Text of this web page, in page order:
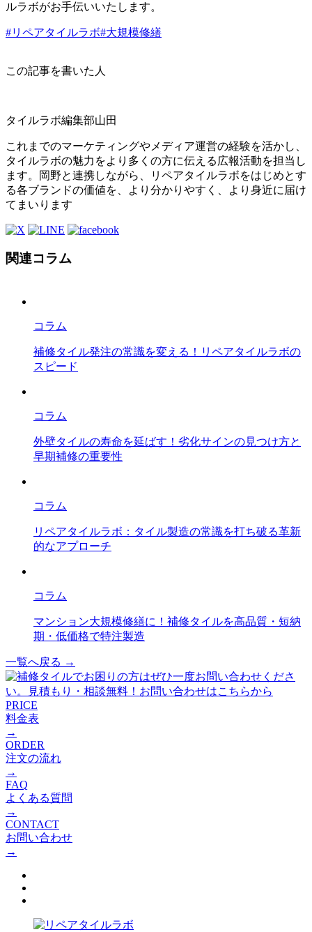
ルラボがお手伝いいたします。
#リペアタイルラボ#大規模修繕
この記事を書いた人
タイルラボ編集部山田
これまでのマーケティングやメディア運営の経験を活かし、
タイルラボの魅力をより多くの方に伝える広報活動を担当し
ます。岡野と連携しながら、リペアタイルラボをはじめとす
る各ブランドの価値を、より分かりやすく、より身近に届け
てまいります
関連コラム
コラム
補修タイル発注の常識を変える！リペアタイルラボの
スピード
コラム
外壁タイルの寿命を延ばす！劣化サインの見つけ方と
早期補修の重要性
コラム
リペアタイルラボ：タイル製造の常識を打ち破る革新
的なアプローチ
コラム
マンション大規模修繕に！補修タイルを高品質・短納
期・低価格で特注製造
一覧へ戻る →
PRICE
料金表
→
ORDER
注文の流れ
→
FAQ
よくある質問
→
CONTACT
お問い合わせ
→